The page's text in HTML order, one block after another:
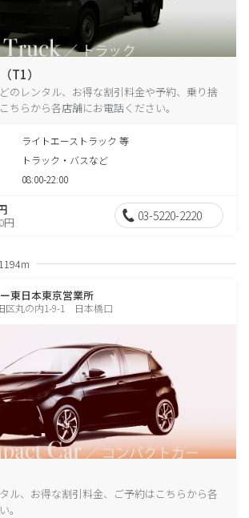
T1）
のレンタル、お得な割引料金や予約、乗り捨
ちらから各店舗にお電話ください。
ライトエーストラック 等
トラック・バスなど
08:00-22:00
円 03-5220-2220
1194m
東日本東京営業所
区丸の内1-9-1 日本橋口
ル、お得な割引料金、ご予約はこちらから各
。